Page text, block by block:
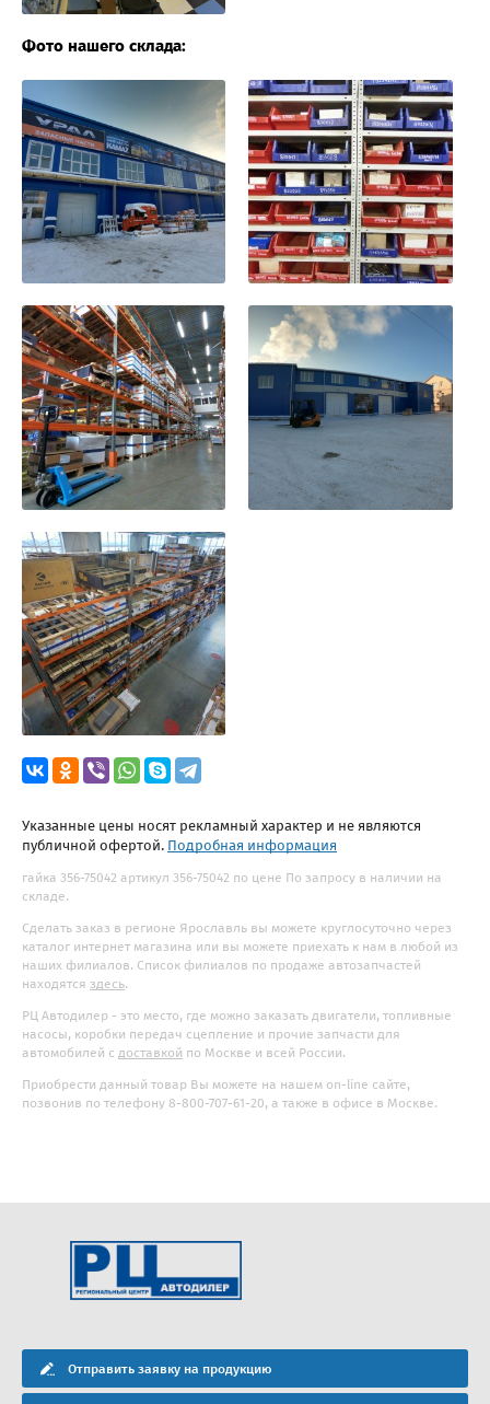
Фото нашего склада:
Указанные цены носят рекламный характер и не являются
публичной офертой. Подробная информация
гайка 356-75042 артикул 356-75042 по цене По запросу в наличии на
складе.
Сделать заказ в регионе Ярославль вы можете круглосуточно через
каталог интернет магазина или вы можете приехать к нам в любой из
наших филиалов. Список филиалов по продаже автозапчастей
находятся здесь.
РЦ Автодилер - это место, где можно заказать двигатели, топливные
насосы, коробки передач сцепление и прочие запчасти для
автомобилей с доставкой по Москве и всей России.
Приобрести данный товар Вы можете на нашем on-line сайте,
позвонив по телефону 8-800-707-61-20, а также в офисе в Москве.
Отправить заявку на продукцию